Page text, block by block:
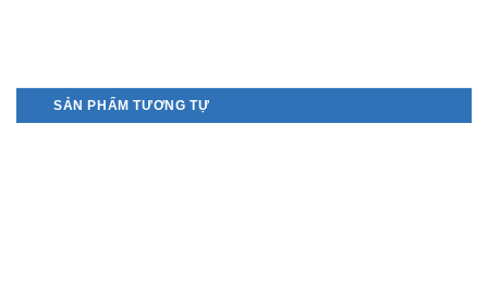
SẢN PHẨM TƯƠNG TỰ